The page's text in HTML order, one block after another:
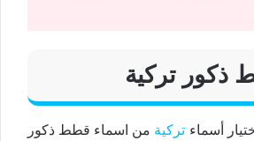
ذكور تركية
أسماء تركية من اسماء قطط ذكور